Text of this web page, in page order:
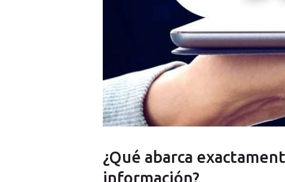
¿Qué abarca
información?